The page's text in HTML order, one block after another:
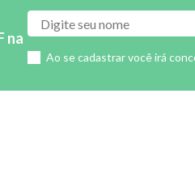
na
Ao se cadastrar você irá